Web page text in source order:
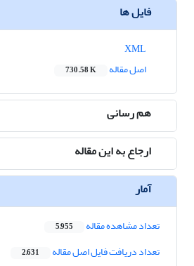
فایل ها
اصل مقاله
730.58 K
هم رسانی
ارجاع به این مقاله
آمار
تعداد مشاهده مقاله 5,955
تعداد دریافت فایل اصل مقاله 2,631